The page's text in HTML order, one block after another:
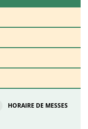
HORAIRE DE MESSES